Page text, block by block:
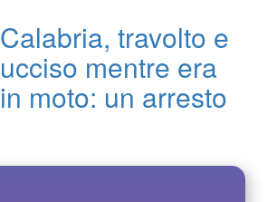
Calabria, travolto e
ucciso mentre era
in moto: un arresto